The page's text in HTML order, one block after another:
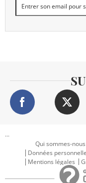
...
Qui sommes-nous
Données
Mentions légales